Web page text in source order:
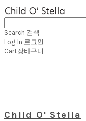
Search 검색
Log In 로그인
Cart장바구니
Child O' Stella